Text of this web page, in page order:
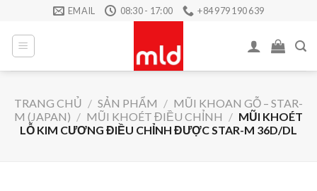
content
EMAIL 08:30 - 17:00 +84 979 190 639
TRANG CHỦ / SẢN PHẨM / MŨI KHOAN GỖ – STAR-
M (JAPAN) / MŨI KHOÉT ĐIỀU CHỈNH / MŨI KHOÉT
LỖ KIM CƯƠNG ĐIỀU CHỈNH ĐƯỢC STAR-M 36D/DL